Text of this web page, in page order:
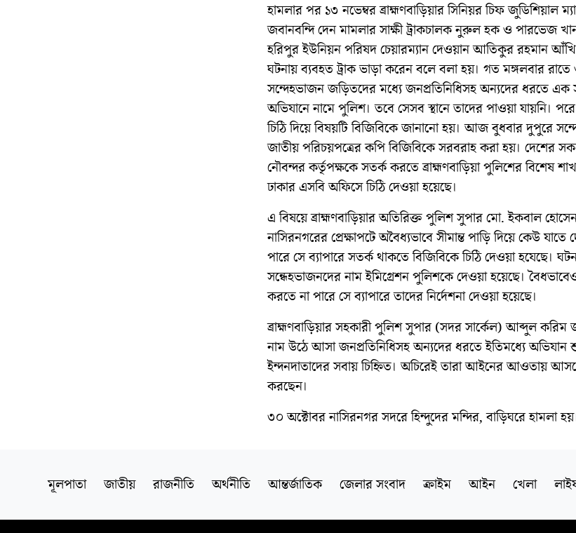
হামলার পর ১৩ নভেম্বর ব্রাহ্মণবাড়িয়ার সিনিয়র চিফ জুডিশিয়াল
জবানবন্দি দেন মামলার সাক্ষী ট্রাকচালক নুরুল হক ও পারভেজ
হরিপুর ইউনিয়ন পরিষদ চেয়ারম্যান দেওয়ান আতিকুর রহমান
ঘটনায় ব্যবহত ট্রাক ভাড়া করেন বলে বলা হয়। গত মঙ্গলবার
সন্দেহভাজন জড়িতদের মধ্যে জনপ্রতিনিধিসহ অন্যদের ধরতে এক
অভিযানে নামে পুলিশ। তবে সেসব স্থানে তাদের পাওয়া যায়নি।
চিঠি দিয়ে বিষয়টি বিজিবিকে জানানো হয়। আজ বুধবার দুপুরে
জাতীয় পরিচয়পত্রের কপি বিজিবিকে সরবরাহ করা হয়। দেশের
নৌবন্দর কর্তৃপক্ষকে সতর্ক করতে ব্রাহ্মণবাড়িয়া পুলিশের বিশেষ
ঢাকার এসবি অফিসে চিঠি দেওয়া হয়েছে।
এ বিষয়ে ব্রাহ্মণবাড়িয়ার অতিরিক্ত পুলিশ সুপার মো. ইকবাল
নাসিরনগরের প্রেক্ষাপটে অবৈধ্যভাবে সীমান্ত পাড়ি দিয়ে কেউ
পারে সে ব্যাপারে সতর্ক থাকতে বিজিবিকে চিঠি দেওয়া হযেছে।
সন্ধেহভাজনদের নাম ইমিগ্রেশন পুলিশকে দেওয়া হয়েছে।
করতে না পারে সে ব্যাপারে তাদের নির্দেশনা দেওয়া হয়েছে।
ব্রাহ্মণবাড়িয়ার সহকারী পুলিশ সুপার (সদর সার্কেল) আব্দুল করিম
নাম উঠে আসা জনপ্রতিনিধিসহ অন্যদের ধরতে ইতিমধ্যে
ইন্দনদাতাদের সবায় চিহ্নিত। অচিরেই তারা আইনের আওতায়
করছেন।
৩০ অক্টোবর নাসিরনগর সদরে হিন্দুদের মন্দির, বাড়িঘরে হামলা
মূলপাতা জাতীয় রাজনীতি অর্থনীতি আন্তর্জাতিক জেলার সংবাদ ক্রাইম আইন খেলা